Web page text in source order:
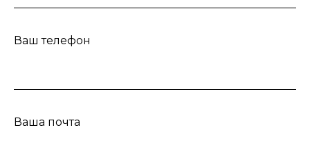
Ваш телефон
Ваша почта